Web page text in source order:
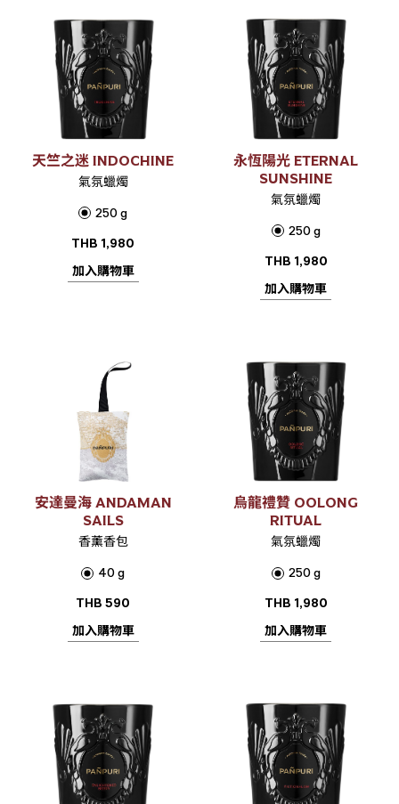
天竺之迷 INDOCHINE
氣氛蠟燭
250 g
THB 1,980
加入購物車
永恆陽光 ETERNAL
SUNSHINE
氣氛蠟燭
250 g
THB 1,980
加入購物車
安達曼海 ANDAMAN
SAILS
香薰香包
40 g
THB590
加入購物車
烏龍禮贊 OOLONG
RITUAL
氣氛蠟燭
250 g
THB 1,980
加入購物車